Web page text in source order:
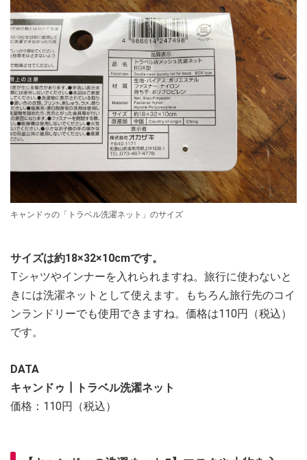
キャンドゥの「トラベル洗濯ネット」のサイズ
サイズは約18×32×10cmです。
Tシャツやインナーを入れられますね。旅行に使わないと
きには洗濯ネットとして使えます。もちろん旅行先のコイ
ンランドリーでも使用できますね。価格は110円（税込）
です。
DATA
キャンドゥ┃トラベル洗濯ネット
価格：110円（税込）